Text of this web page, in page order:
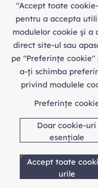
"Accept toate
pentru a accepta
modulelor cookie şi a
direct site-ul sau
pe "Preferințe cookie"
a-ţi schimba
privind modulele
Preferințe
Doar cookie-uri
esențiale
Accept toate
urile